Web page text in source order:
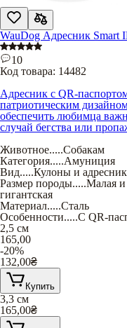
WauDog Адресник Smart
10
Код товара: 14482
Адресник с QR-
патриотическим
обеспечить любимца
случай бегства или
Животное.....Собакам
Категория.....Амуниция
Вид.....Кулоны и
Размер породы.....Малая
гигантская
Материал.....Сталь
Особенности.....С QR-
2,5 см
165,00
-20%
132,00₴
Купить
3,3 см
165,00₴